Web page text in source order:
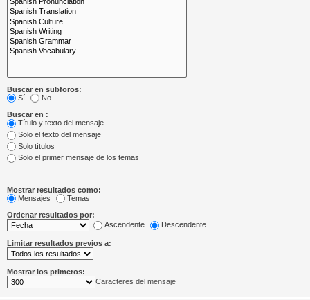
Buscar en subforos:
Sí
No
Buscar en :
Título y texto del mensaje
Solo el texto del mensaje
Solo títulos
Solo el primer mensaje de los temas
Mostrar resultados como:
Mensajes
Temas
Ordenar resultados por:
Ascendente
Descendente
Limitar resultados previos a:
Mostrar los primeros:
Caracteres del mensaje